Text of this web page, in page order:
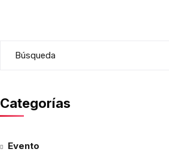
Categorías
Evento